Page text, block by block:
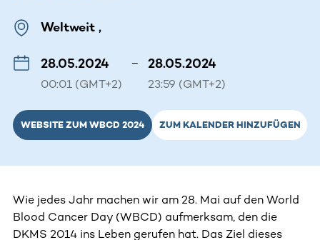
Weltweit ,
28.05.2024
00:01 (GMT+2)
– 28.05.2024
23:59 (GMT+2)
WEBSITE ZUM WBCD 2024 ZUM KALENDER HINZUFÜGEN
Wie jedes Jahr machen wir am 28. Mai auf den World
Blood Cancer Day (WBCD) aufmerksam, den die
DKMS 2014 ins Leben gerufen hat. Das Ziel dieses